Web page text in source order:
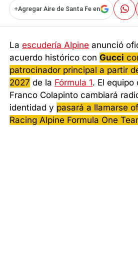
+Agregar Aire de Santa Fe en
Laescudería Alpine anunció
acuerdo histórico conGucci
patrocinador principal a partir
2027 de la Fórmula 1. El equipo
Franco Colapinto cambiará
identidad y pasará a llamarse
Racing Alpine Formula One